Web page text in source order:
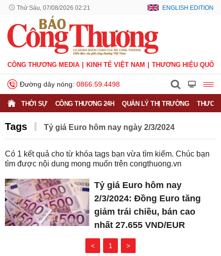
Thứ Sáu, 07/08/2026 02:21 ENGLISH EDITION
CÔNG THƯƠNG MEDIA KINH TẾ VIỆT NAM THƯƠNG HIỆU QUỐC
Đường dây nóng: 0866.59.4498
THỜI SỰ CÔNG THƯƠNG 24H QUẢN LÝ THỊ TRƯỜNG
Tags Tỷ giá Euro hôm nay ngày 2/3/2024
Có 1 kết quả cho từ khóa tags bạn vừa tìm kiếm. Chúc bạn
tìm được nội dung mong muốn trên congthuong.vn
Tỷ giá Euro hôm nay
2/3/2024: Đồng Euro tăng
giảm trái chiều, bán cao
nhất 27.655 VND/EUR
< 1 >